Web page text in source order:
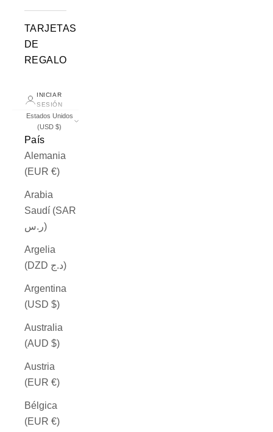
TARJETAS
DE
REGALO
INICIAR
SESIÓN
Estados Unidos
(USD $)
País
Alemania
(EUR €)
Arabia
Saudí (SAR
ر.س)
Argelia
(DZD د.ج)
Argentina
(USD $)
Australia
(AUD $)
Austria
(EUR €)
Bélgica
(EUR €)